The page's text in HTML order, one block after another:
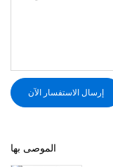
إرسال الاستفسار الآن
الموصى بها